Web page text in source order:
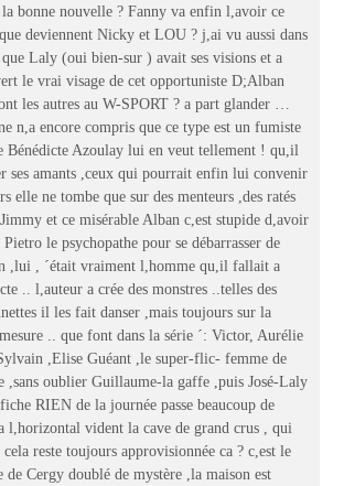
bonne nouvelle ? Fanny va enfin l,avoir ce
deviennent Nicky et LOU ? j,ai vu aussi dans
Laly (oui bien-sur ) avait ses visions et a
le vrai visage de cet opportuniste D;Alban
les autres au W-SPORT ? a part glander …
n,a encore compris que ce type est un fumiste
Bénédicte Azoulay lui en veut tellement ! qu,il
ses amants ,ceux qui pourrait enfin lui convenir
elle ne tombe que sur des menteurs ,des ratés
Jimmy et ce misérable Alban c,est stupide d,avoir
le psychopathe pour se débarrasser de
,lui , ´était vraiment l,homme qu,il fallait a
.. l,auteur a crée des monstres ..telles des
il les fait danser ,mais toujours sur la
.. que font dans la série ´: Victor, Aurélie
,Elise Guéant ,le super-flic- femme de
,sans oublier Guillaume-la gaffe ,puis José-Laly
RIEN de la journée passe beaucoup de
l,horizontal vident la cave de grand crus , qui
reste toujours approvisionnée ca ? c,est le
de Cergy doublé de mystère ,la maison est